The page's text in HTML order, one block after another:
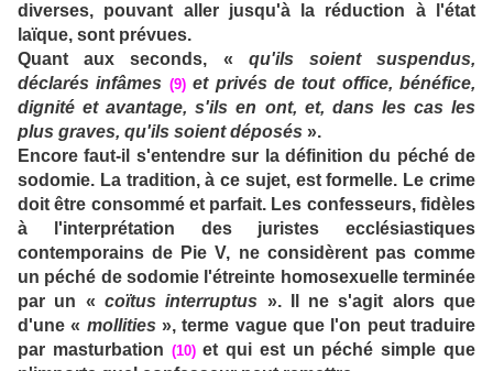
diverses, pouvant aller jusqu'à la réduction à l'état
laïque, sont prévues.
Quant aux seconds, « qu'ils soient suspendus,
déclarés infâmes (9) et privés de tout office, bénéfice,
dignité et avantage, s'ils en ont, et, dans les cas les
plus graves, qu'ils soient déposés ».
Encore faut-il s'entendre sur la définition du péché de
sodomie. La tradition, à ce sujet, est formelle. Le crime
doit être consommé et parfait. Les confesseurs, fidèles
à l'interprétation des juristes ecclésiastiques
contemporains de Pie V, ne considèrent pas comme
un péché de sodomie l'étreinte homosexuelle terminée
par un « coïtus interruptus ». Il ne s'agit alors que
d'une « mollities », terme vague que l'on peut traduire
par masturbation (10)et qui est un péché simple que